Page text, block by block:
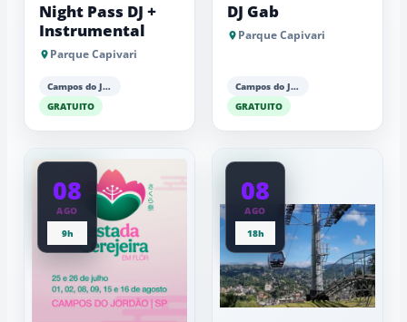
Night Pass DJ +
Instrumental
Parque Capivari
Campos do Jordão
GRATUITO
DJ Gab
Parque Capivari
Campos do Jordão
GRATUITO
08
AGO
9h
08
AGO
18h